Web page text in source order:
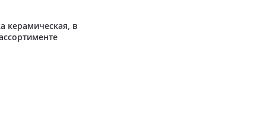
керамическая, в